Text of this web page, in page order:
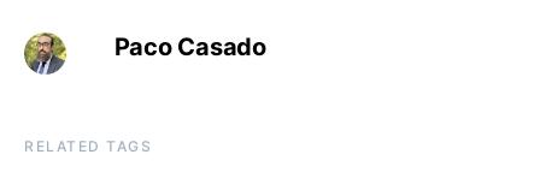
Paco Casado
RELATED TAGS